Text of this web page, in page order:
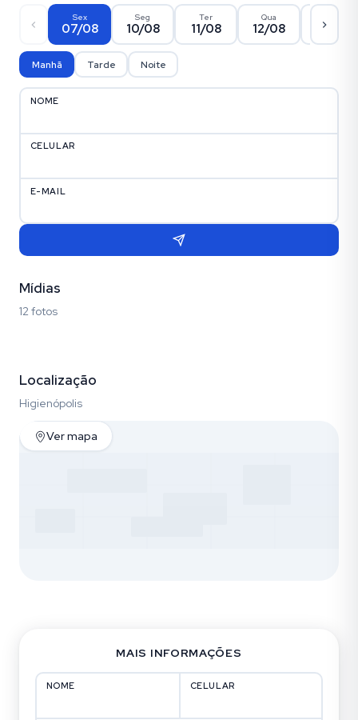
Sex
07/08
Seg
10/08
Ter
11/08
Qua
12/08 13/08
Manhã Tarde Noite
NOME
CELULAR
E-MAIL
Mídias
12 fotos
Localização
Higienópolis
Ver mapa
MAIS INFORMAÇÕES
NOME CELULAR